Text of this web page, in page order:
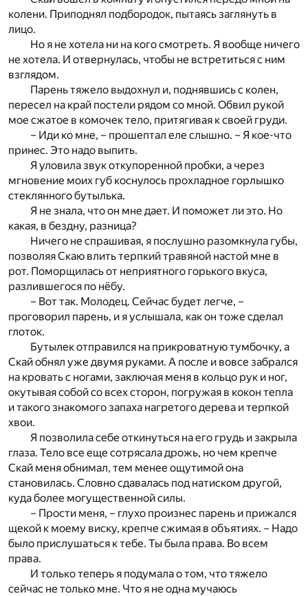
колени. Приподнял подбородок, пытаясь заглянуть в
лицо.
Но я не хотела ни на кого смотреть. Я вообще ничего
не хотела. И отвернулась, чтобы не встретиться с ним
взглядом.
Парень тяжело выдохнул и, поднявшись с колен,
пересел на край постели рядом со мной. Обвил рукой
мое сжатое в комочек тело, притягивая к своей груди.
– Иди ко мне, – прошептал еле слышно. – Я кое-что
принес. Это надо выпить.
Я уловила звук откупоренной пробки, а через
мгновение моих губ коснулось прохладное горлышко
стеклянного бутылька.
Я не знала, что он мне дает. И поможет ли это. Но
какая, в бездну, разница?
Ничего не спрашивая, я послушно разомкнула губы,
позволяя Скаю влить терпкий травяной настой мне в
рот. Поморщилась от неприятного горького вкуса,
разлившегося по нёбу.
– Вот так. Молодец. Сейчас будет легче, –
проговорил парень, и я услышала, как он тоже сделал
глоток.
Бутылек отправился на прикроватную тумбочку, а
Скай обнял уже двумя руками. А после и вовсе забрался
на кровать с ногами, заключая меня в кольцо рук и ног,
окутывая собой со всех сторон, погружая в кокон тепла
и такого знакомого запаха нагретого дерева и терпкой
хвои.
Я позволила себе откинуться на его грудь и закрыла
глаза. Тело все еще сотрясала дрожь, но чем крепче
Скай меня обнимал, тем менее ощутимой она
становилась. Словно сдавалась под натиском другой,
куда более могущественной силы.
– Прости меня, – глухо произнес парень и прижался
щекой к моему виску, крепче сжимая в объятиях. – Надо
было прислушаться к тебе. Ты была права. Во всем
права.
И только теперь я подумала о том, что тяжело
сейчас не только мне. Что я не одна мучаюсь